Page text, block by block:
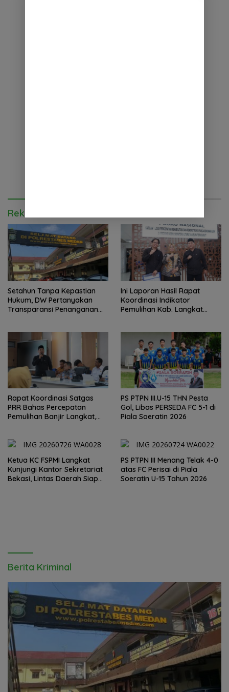
Rekomendasi untuk kamu
Setahun Tanpa Kepastian
Hukum, DW Pertanyakan
Transparansi Penanganan
Ini Laporan Hasil Rapat
Koordinasi Indikator
Pemulihan Kab. Langkat
Rapat Koordinasi Satgas
PRR Bahas Percepatan
Pemulihan Banjir Langkat,
PS PTPN III.U-15 THN Pesta
Gol, Libas PERSEDA FC 5-1 di
Piala Soeratin 2026
Ketua KC FSPMI Langkat
Kunjungi Kantor Sekretariat
Bekasi, Lintas Daerah Siap
PS PTPN III Menang Telak 4-0
atas FC Perisai di Piala
Soeratin U-15 Tahun 2026
Berita Kriminal